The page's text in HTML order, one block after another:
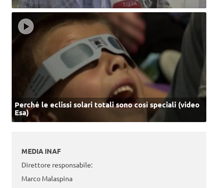
Perché le eclissi solari totali sono così speciali (video
Esa)
MEDIA INAF
Direttore responsabile:
Marco Malaspina